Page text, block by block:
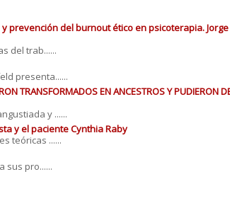
del burnout ético en psicoterapia.
del trab......
presenta......
TRANSFORMADOS EN ANCESTROS Y PUDIERON
y ......
y el paciente Cynthia Raby
teóricas ......
sus pro......